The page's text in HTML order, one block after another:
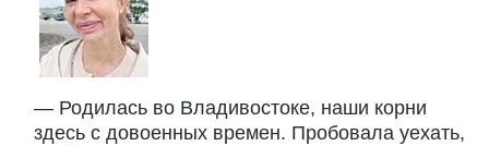
— Родилась во Владивостоке, наши корни
здесь с довоенных времен. Пробовала уехать,